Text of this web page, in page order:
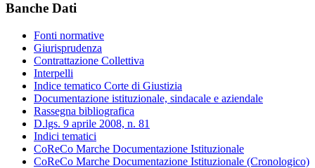
Banche Dati
Fonti normative
Giurisprudenza
Contrattazione Collettiva
Interpelli
Indice tematico Corte di Giustizia
Documentazione istituzionale, sindacale e aziendale
Rassegna bibliografica
D.lgs. 9 aprile 2008, n. 81
Indici tematici
CoReCo Marche Documentazione Istituzionale
CoReCo Marche Documentazione Istituzionale (Cronologico)